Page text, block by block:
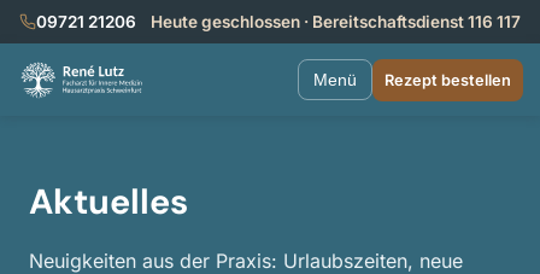
09721 21206 Heute geschlossen · Bereitschaftsdienst 116 117
Menü Rezept bestellen
Aktuelles
Neuigkeiten aus der Praxis: Urlaubszeiten, neue